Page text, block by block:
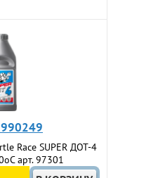
990249
Race SUPER ДОТ-4
арт. 97301